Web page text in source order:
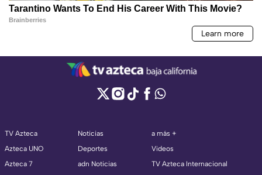
TV Azteca
Azteca UNO
Azteca 7
Noticias
Deportes
adn Noticias
a más +
Videos
TV Azteca Internacional